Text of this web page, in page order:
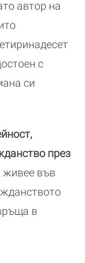
автор на
с
си
през
живее във
в